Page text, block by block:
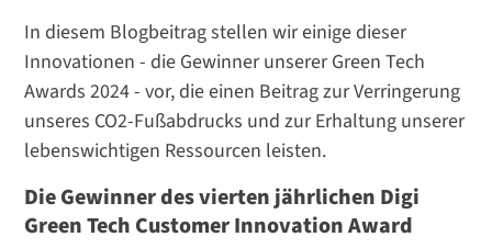
In diesem Blogbeitrag stellen wir einige dieser
Innovationen - die Gewinner unserer Green Tech
Awards 2024 - vor, die einen Beitrag zur Verringerung
unseres CO2-Fußabdrucks und zur Erhaltung unserer
lebenswichtigen Ressourcen leisten.
Die Gewinner des vierten jährlichen Digi
Green Tech Customer Innovation Award